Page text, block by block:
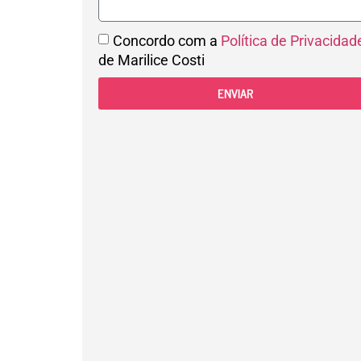
Concordo com a Política de
de Marilice Costi
ENVIAR